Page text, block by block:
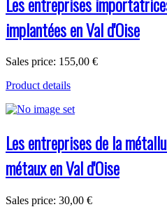
implantées en Val d'Oise
Sales price: 155,00 €
Product details
Les entreprises de la
métaux en Val d'Oise
Sales price: 30,00 €